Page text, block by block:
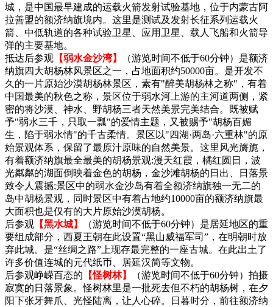
城，是中国最早建成的运载火箭发射试验基地，位于内蒙古阿
拉善盟的额济纳旗境内。这里是测试及发射长征系列运载火
箭、中低轨道的各种试验卫星、应用卫星、载人飞船和火箭导
弹的主要基地。
抵达后参观 【弱水金沙湾】
（游览时间不低于60分钟）是额济
纳旗四大胡杨林风景区之一，占地面积约50000亩。是开发不
久的一片原始沙漠胡杨林景区，素有"醉美胡杨林之称"，有着
中国最美的秋色之称，景区位于弱水河上游的主河道两侧，紧
密的将沙漠、神水、野胡杨三者天然美景完美结合。既被赋
予"弱水三千，只取一瓢"的爱情主题，又被赐予"胡杨百媚
生，陷于弱水情"的千古柔情。景区以"四湖·两岛·六重林"的原
始景观体系，保留了最原汁原味的自然美景。这里风光旖旎，
有着额济纳旗最全最美的胡杨景观:漫天红霞，橘红圆日，波
光粼粼的湖面倒映着金色的胡杨，金沙滩胡杨的日出、日落景
致令人震撼;景区中的弱水金沙岛有着全额济纳旗独一无二的
岛中胡杨景观，同时景区中有着占地约10000亩的额济纳旗最
大面积也是仅有的大片原始沙漠胡杨。
后参观 【黑水城】
（游览时间不低于60分钟）是居延地区的重
要组成部分，西夏王朝在此设置“黑山威福军司”，在明朝时放
弃此城。是“丝绸之路”上现存最完整的一座古城。在此出土了
许多价值连城的元代纸币、居延汉简等文物。
后参观峥嵘百态的 【怪树林】
（游览时间不低于60分钟）拍摄
寂寞的日落景象。怪树林里是一批死去但不朽的胡杨树，在夕
阳下张牙舞爪、光怪陆离，让人心碎。日暮时分，前往额济纳